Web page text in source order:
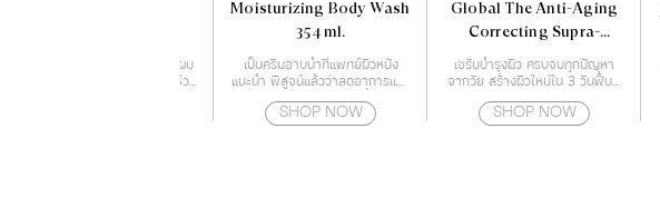
นวัตกรรมใหม่จากญี่ปุ่น ให้เส้นผม
และสุขภาพหนังศีรษะแข็งแรง ช่วย
Moisturizing Body Wash
354 ml.
เป็นครีมอาบน้ำที่แพทย์ผิวหนัง
แนะนำ พิสูจน์แล้วว่าลดอาการแห้ง
24 ชั่วโมง
SHOP NOW
Global The Anti-Aging
Correcting Supra-
Essence 50 ml.
เซรั่มบำรุงผิว ครบจบทุกปัญหา
จากวัย สร้างผิวใหม่ใน 3 วันฟื้นฟู
เนื่องจากอายุ เร่งกระตุ้นสร้างผิว
SHOP NOW